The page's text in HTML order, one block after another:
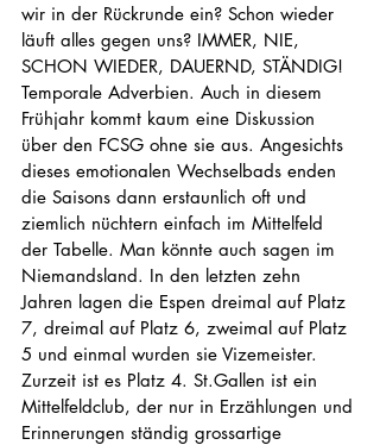
wir in der Rückrunde ein? Schon wieder
läuft alles gegen uns? IMMER, NIE,
SCHON WIEDER, DAUERND, STÄNDIG!
Temporale Adverbien. Auch in diesem
Frühjahr kommt kaum eine Diskussion
über den FCSG ohne sie aus. Angesichts
dieses emotionalen Wechselbads enden
die Saisons dann erstaunlich oft und
ziemlich nüchtern einfach im Mittelfeld
der Tabelle. Man könnte auch sagen im
Niemandsland. In den letzten zehn
Jahren lagen die Espen dreimal auf Platz
7, dreimal auf Platz 6, zweimal auf Platz
5 und einmal wurden sie Vizemeister.
Zurzeit ist es Platz 4. St.Gallen ist ein
Mittelfeldclub, der nur in Erzählungen und
Erinnerungen ständig grossartige